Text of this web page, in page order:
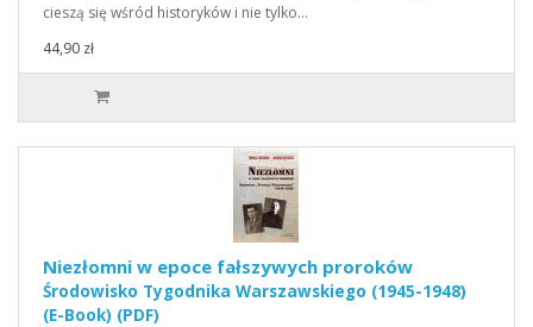
cieszą się wśród historyków i nie tylko…
44,90 zł
Niezłomni w epoce fałszywych proroków
Środowisko Tygodnika Warszawskiego (1945-1948)
(E-Book) (PDF)